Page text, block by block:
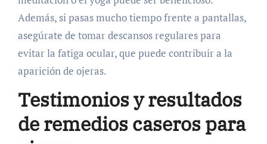
Además, si pasas mucho tiempo frente a pantallas,
asegúrate de tomar descansos regulares para
evitar la fatiga ocular, que puede contribuir a la
aparición de ojeras.
Testimonios y resultados
de remedios caseros para